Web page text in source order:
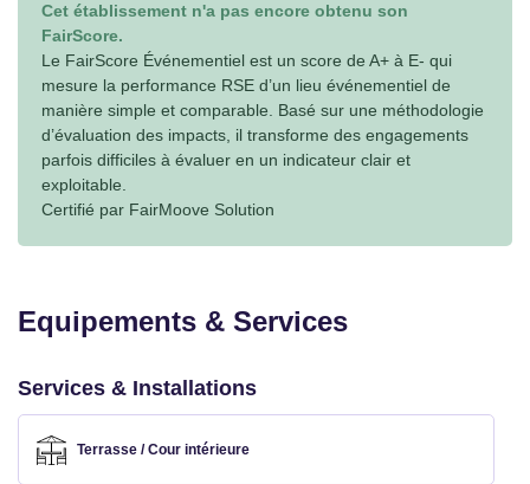
Cet établissement n'a pas encore obtenu son
FairScore.
Le FairScore Événementiel est un score de A+ à E- qui
mesure la performance RSE d’un lieu événementiel de
manière simple et comparable. Basé sur une méthodologie
d’évaluation des impacts, il transforme des engagements
parfois difficiles à évaluer en un indicateur clair et
exploitable.
Certifié par FairMoove Solution
Equipements & Services
Services & Installations
Terrasse / Cour intérieure